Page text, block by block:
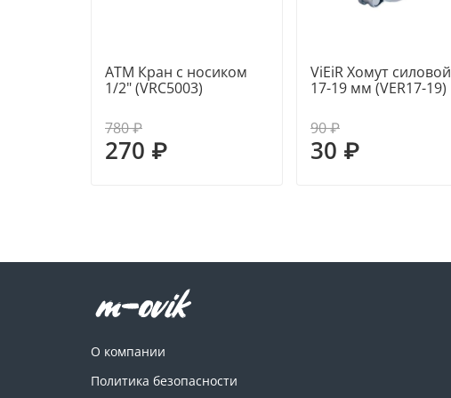
ATM Кран с носиком
1/2" (VRC5003)
780 ₽
270 ₽
ViEiR Хомут силовой
17-19 мм (VER17-19)
90 ₽
30 ₽
О компании
Политика безопасности